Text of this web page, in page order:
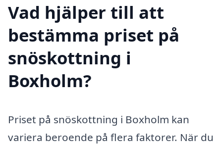
Vad hjälper till att
bestämma priset på
snöskottning i
Boxholm?
Priset på snöskottning i Boxholm kan
variera beroende på flera faktorer. När du